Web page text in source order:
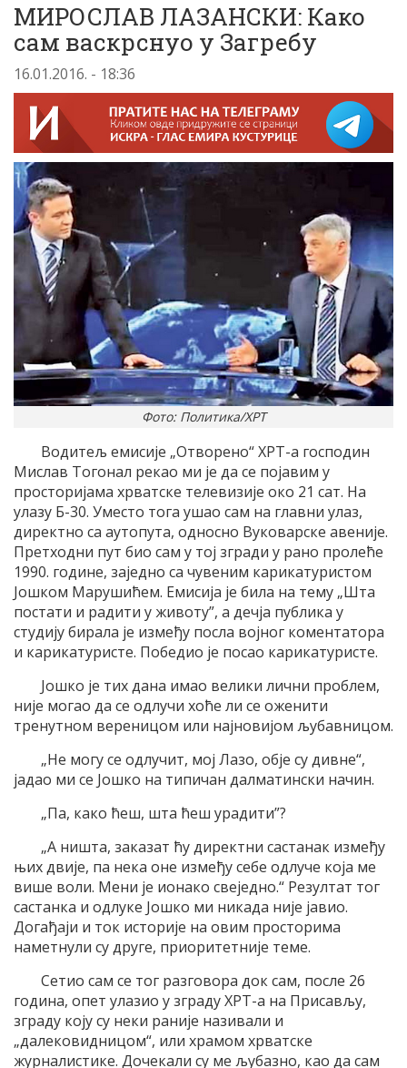
МИРОСЛАВ ЛАЗАНСКИ: Како
сам васкрснуо у Загребу
16.01.2016. - 18:36
Фото: Политика/ХРТ
Водитељ емисије „Отворено“ ХРТ-а господин
Мислав Тогонал рекао ми је да се појавим у
просторијама хрватске телевизије око 21 сат. На
улазу Б-30. Уместо тога ушао сам на главни улаз,
директно са аутопута, односно Вуковарске авеније.
Претходни пут био сам у тој згради у рано пролеће
1990. године, заједно са чувеним карикатуристом
Јошком Марушићем. Емисија је била на тему „Шта
постати и радити у животу”, а дечја публика у
студију бирала је између посла војног коментатора
и карикатуристе. Победио је посао карикатуристе.
Јошко је тих дана имао велики лични проблем,
није могао да се одлучи хоће ли се оженити
тренутном вереницом или најновијом љубавницом.
„Не могу се одлучит, мој Лазо, обје су дивне“,
јадао ми се Јошко на типичан далматински начин.
„Па, како ћеш, шта ћеш урадити”?
„А ништа, заказат ћу директни састанак између
њих двије, па нека оне између себе одлуче која ме
више воли. Мени је ионако свеједно.“ Резултат тог
састанка и одлуке Јошко ми никада није јавио.
Догађаји и ток историје на овим просторима
наметнули су друге, приоритетније теме.
Сетио сам се тог разговора док сам, после 26
година, опет улазио у зграду ХРТ-а на Присављу,
зграду коју су неки раније називали и
„далековидницом“, или храмом хрватске
журналистике. Дочекали су ме љубазно, као да сам